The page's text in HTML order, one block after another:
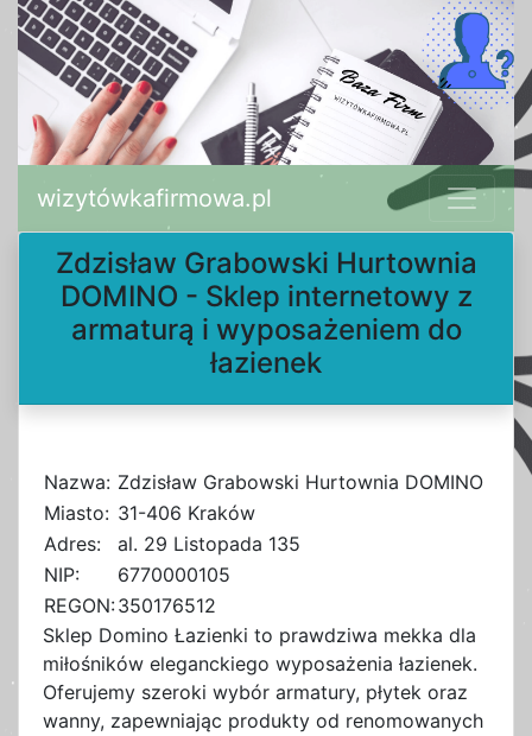
wizytówkafirmowa.pl
Zdzisław Grabowski Hurtownia
DOMINO - Sklep internetowy z
armaturą i wyposażeniem do
łazienek
Nazwa: Zdzisław Grabowski Hurtownia DOMINO
Miasto: 31-406 Kraków
Adres:
al. 29 Listopada 135
NIP:
6770000105
REGON:350176512
Sklep Domino Łazienki to prawdziwa mekka dla
miłośników eleganckiego wyposażenia łazienek.
Oferujemy szeroki wybór armatury, płytek oraz
wanny, zapewniając produkty od renomowanych